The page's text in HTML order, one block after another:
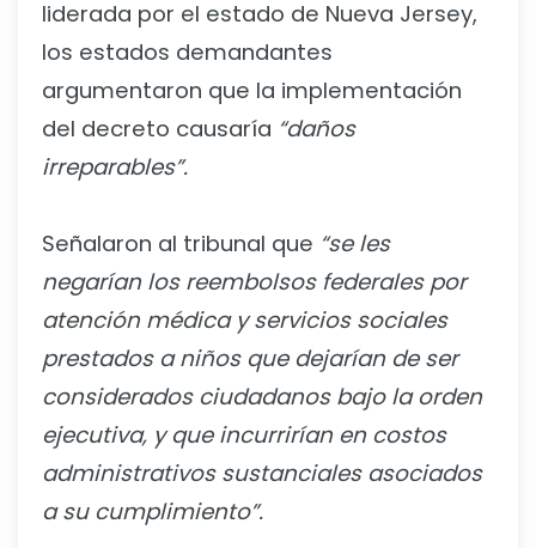
liderada por el estado de Nueva Jersey,
los estados demandantes
argumentaron que la implementación
del decreto causaría “daños
irreparables”.
Señalaron al tribunal que “se les
negarían los reembolsos federales por
atención médica y servicios sociales
prestados a niños que dejarían de ser
considerados ciudadanos bajo la orden
ejecutiva, y que incurrirían en costos
administrativos sustanciales asociados
a su cumplimiento”.